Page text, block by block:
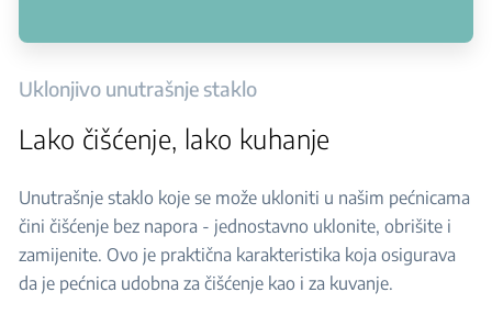
Uklonjivo unutrašnje staklo
Lako čišćenje, lako kuhanje
Unutrašnje staklo koje se može ukloniti u našim pećnicama
čini čišćenje bez napora - jednostavno uklonite, obrišite i
zamijenite. Ovo je praktična karakteristika koja osigurava
da je pećnica udobna za čišćenje kao i za kuvanje.